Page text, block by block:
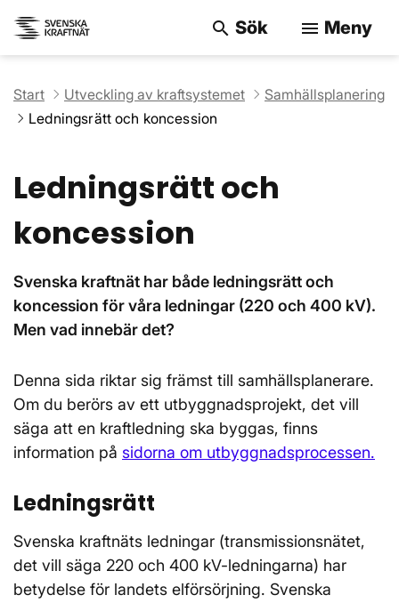
search Sök menu Meny
Start Utveckling av kraftsystemet
Samhällsplanering
Ledningsrätt och koncession
Ledningsrätt och
koncession
Svenska kraftnät har både ledningsrätt och
koncession för våra ledningar (220 och 400 kV).
Men vad innebär det?
Denna sida riktar sig främst till samhällsplanerare.
Om du berörs av ett utbyggnadsprojekt, det vill
säga att en kraftledning ska byggas, finns
information på sidorna om utbyggnadsprocessen.
Ledningsrätt
Svenska kraftnäts ledningar (transmissionsnätet,
det vill säga 220 och 400 kV-ledningarna) har
betydelse för landets elförsörjning. Svenska